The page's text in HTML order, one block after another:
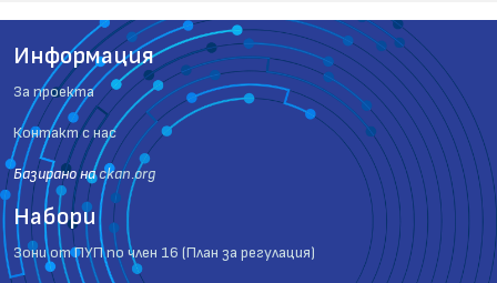
Информация
За проекта
Контакт с нас
Базиранo наckan.org
Набори
Зони от ПУП по член 16 (План за регулация)